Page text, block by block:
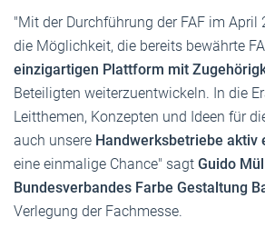
"Mit der Durchführung der FAF im
die Möglichkeit, die bereits bewährte
einzigartigen Plattform mit
Beteiligten weiterzuentwickeln. In die
Leitthemen, Konzepten und Ideen für
auch unsere Handwerksbetriebe aktiv
eine einmalige Chance" sagt Guido
Bundesverbandes Farbe Gestaltung
Verlegung der Fachmesse.